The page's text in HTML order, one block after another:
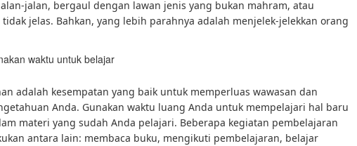
jalan, bergaul dengan lawan jenis yang bukan mahram, atau
jelas. Bahkan, yang lebih parahnya adalah menjelek-jelekkan orang
waktu untuk belajar
adalah kesempatan yang baik untuk memperluas wawasan dan
Anda. Gunakan waktu luang Anda untuk mempelajari hal baru
materi yang sudah Anda pelajari. Beberapa kegiatan pembelajaran
antara lain: membaca buku, mengikuti pembelajaran, belajar